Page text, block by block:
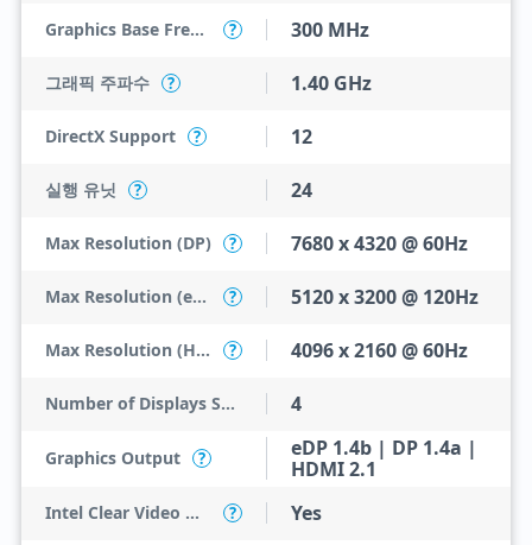
Graphics Base Frequency ? 300 MHz
그래픽 주파수 ? 1.40 GHz
DirectX Support ? 12
실행 유닛 ? 24
Max Resolution (DP) ? 7680 x 4320 @ 60Hz
Max Resolution (eDP - Integrated Flat Panel) ? 5120 x 3200 @ 120Hz
Max Resolution (HDMI) ? 4096 x 2160 @ 60Hz
Number of Displays Supported 4
Graphics Output ?
eDP 1.4b | DP 1.4a |
HDMI 2.1
Intel Clear Video HD Technology ? Yes